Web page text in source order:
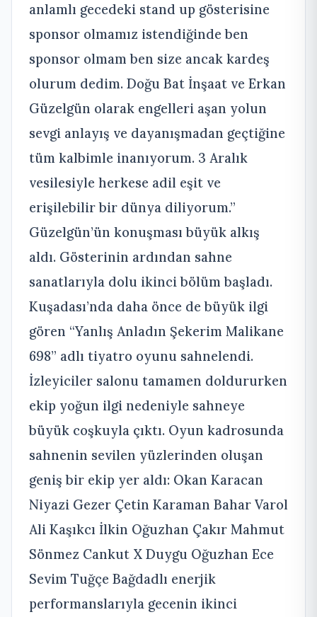
anlamlı gecedeki stand up gösterisine
sponsor olmamız istendiğinde ben
sponsor olmam ben size ancak kardeş
olurum dedim. Doğu Bat İnşaat ve Erkan
Güzelgün olarak engelleri aşan yolun
sevgi anlayış ve dayanışmadan geçtiğine
tüm kalbimle inanıyorum. 3 Aralık
vesilesiyle herkese adil eşit ve
erişilebilir bir dünya diliyorum.”
Güzelgün’ün konuşması büyük alkış
aldı. Gösterinin ardından sahne
sanatlarıyla dolu ikinci bölüm başladı.
Kuşadası’nda daha önce de büyük ilgi
gören “Yanlış Anladın Şekerim Malikane
698” adlı tiyatro oyunu sahnelendi.
İzleyiciler salonu tamamen doldururken
ekip yoğun ilgi nedeniyle sahneye
büyük coşkuyla çıktı. Oyun kadrosunda
sahnenin sevilen yüzlerinden oluşan
geniş bir ekip yer aldı: Okan Karacan
Niyazi Gezer Çetin Karaman Bahar Varol
Ali Kaşıkcı İlkin Oğuzhan Çakır Mahmut
Sönmez Cankut X Duygu Oğuzhan Ece
Sevim Tuğçe Bağdadlı enerjik
performanslarıyla gecenin ikinci